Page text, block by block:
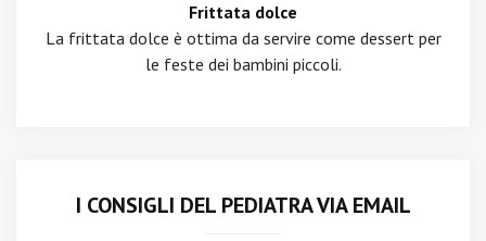
Frittata dolce
La frittata dolce è ottima da servire come dessert per
le feste dei bambini piccoli.
I CONSIGLI DEL PEDIATRA VIA EMAIL